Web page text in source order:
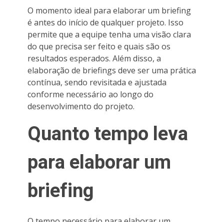
O momento ideal para elaborar um briefing
é antes do início de qualquer projeto. Isso
permite que a equipe tenha uma visão clara
do que precisa ser feito e quais são os
resultados esperados. Além disso, a
elaboração de briefings deve ser uma prática
contínua, sendo revisitada e ajustada
conforme necessário ao longo do
desenvolvimento do projeto.
Quanto tempo leva
para elaborar um
briefing